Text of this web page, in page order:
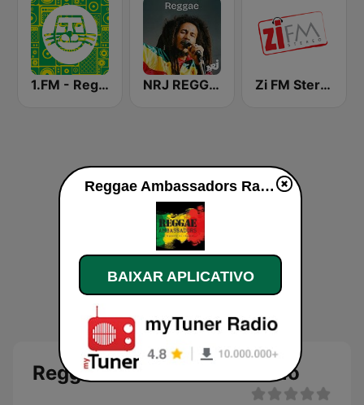
1.FM - Reggae NRJ REGGAE Zi FM Stereo
Reggae Ambassadors Radio
Reggae Ambassadors Radio ao vivo
BAIXAR APLICATIVO